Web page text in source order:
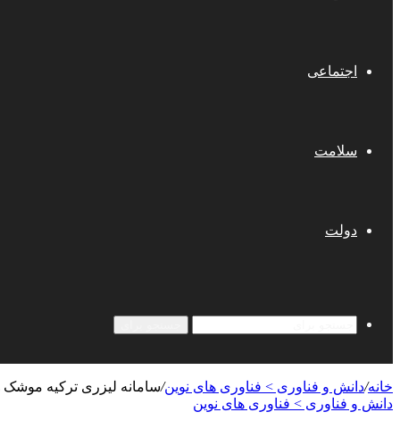
اجتماعی
سلامت
دولت
خانه/دانش و فناوری > فناوری های نوین/سامانه لیزری ترکیه موشک
دانش و فناوری > فناوری های نوین